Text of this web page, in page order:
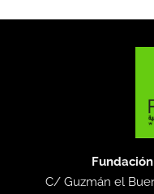
C/ Guzmán el